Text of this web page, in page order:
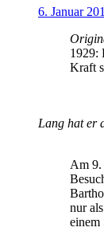
6. Januar
1929:
Kraft
Lang hat er
Am 9.
nur
einem